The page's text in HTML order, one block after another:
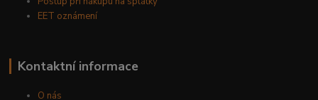
EET oznámení
Kontaktní informace
O nás